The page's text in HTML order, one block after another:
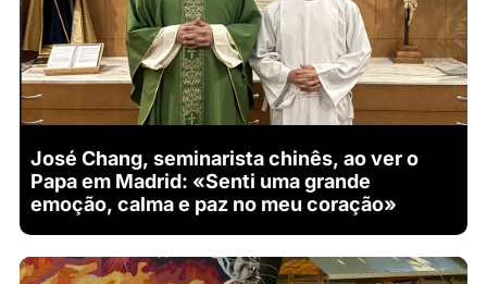
José Chang, seminarista chinês, ao ver o
Papa em Madrid: «Senti uma grande
emoção, calma e paz no meu coração»